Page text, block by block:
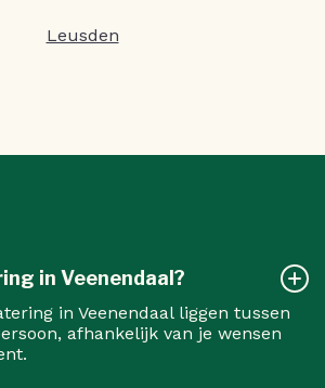
Leusden
in Veenendaal?
in Veenendaal liggen tussen
afhankelijk van je wensen